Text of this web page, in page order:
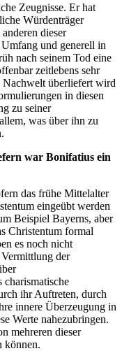
Zeugnisse. Er hat
Würdenträger
dieser
und generell in
nach seinem Tod eine
zeitlebens sehr
Nachwelt überliefert wird
in diesen
zu seiner
was über ihn zu
war Bonifatius ein
das frühe Mittelalter
eingeübt werden
Beispiel Bayerns, aber
Christentum formal
es noch nicht
der
ihr Auftreten, durch
innere Überzeugung in
Werte nahezubringen.
mehreren dieser
können.